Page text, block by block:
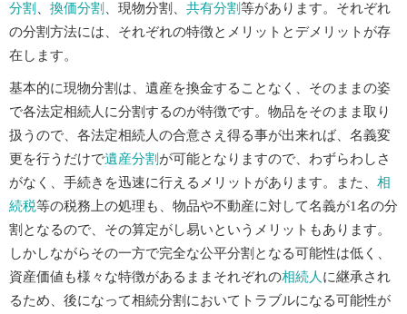
分割 、 換価分割 、現物分割、 共有分割等があります。それぞれ
の分割方法には、それぞれの特徴とメリットとデメリットが存
在します。
基本的に現物分割は、遺産を換金することなく、そのままの姿
で各法定相続人に分割するのが特徴です。物品をそのまま取り
扱うので、各法定相続人の合意さえ得る事が出来れば、名義変
更を行うだけで遺産分割 が可能となりますので、わずらわしさ
がなく、手続きを迅速に行えるメリットがあります。また、 相
続税等の税務上の処理も、物品や不動産に対して名義が1名の分
割となるので、その算定がし易いというメリットもあります。
しかしながらその一方で完全な公平分割となる可能性は低く、
資産価値も様々な特徴があるままそれぞれの相続人に継承され
るため、後になって相続分割においてトラブルになる可能性が